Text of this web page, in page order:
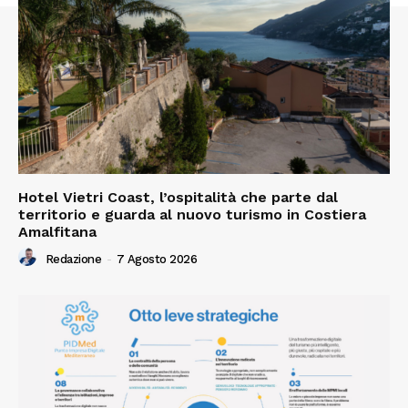
Hotel Vietri Coast, l’ospitalità che parte dal
territorio e guarda al nuovo turismo in Costiera
Amalfitana
Redazione - 7 Agosto 2026